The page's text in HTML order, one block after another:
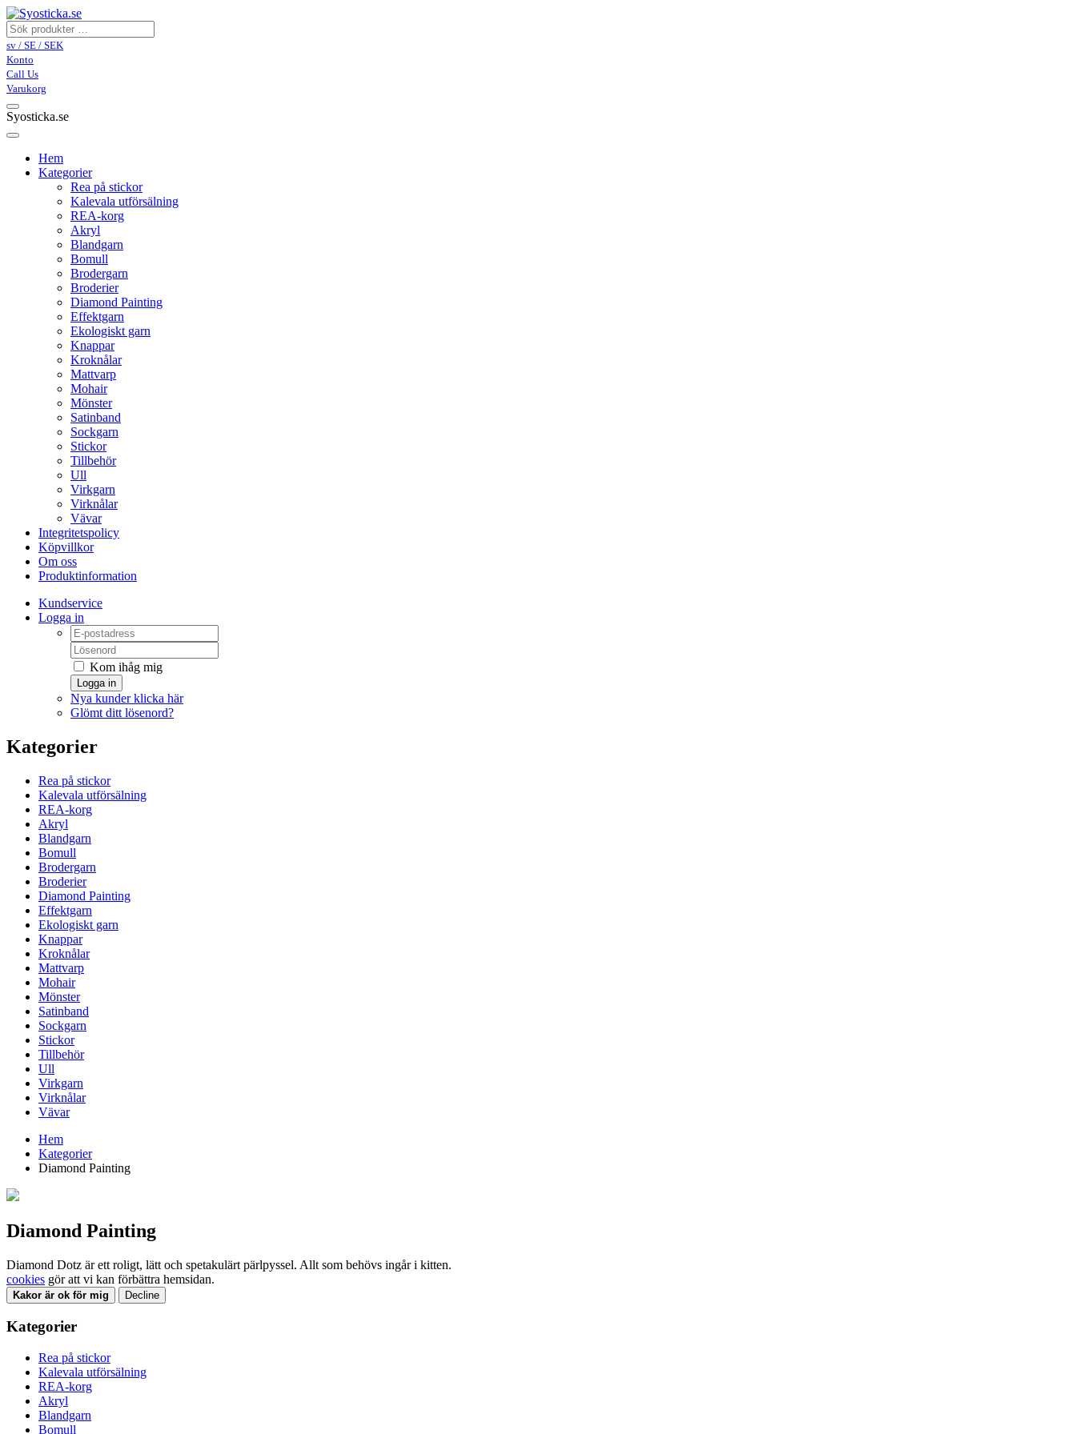
sv / SE / SEK
Konto
Call Us
Varukorg
Syosticka.se
Hem
Kategorier
Rea på stickor
Kalevala utförsälning
REA-korg
Akryl
Blandgarn
Bomull
Brodergarn
Broderier
Diamond Painting
Effektgarn
Ekologiskt garn
Knappar
Kroknålar
Mattvarp
Mohair
Mönster
Satinband
Sockgarn
Stickor
Tillbehör
Ull
Virkgarn
Virknålar
Vävar
Integritetspolicy
Köpvillkor
Om oss
Produktinformation
Kundservice
Logga in
Kom ihåg mig
Logga in
Nya kunder klicka här
Glömt ditt lösenord?
Kategorier
Rea på stickor
Kalevala utförsälning
REA-korg
Akryl
Blandgarn
Bomull
Brodergarn
Broderier
Diamond Painting
Effektgarn
Ekologiskt garn
Knappar
Kroknålar
Mattvarp
Mohair
Mönster
Satinband
Sockgarn
Stickor
Tillbehör
Ull
Virkgarn
Virknålar
Vävar
Hem
Kategorier
Diamond Painting
Diamond Painting
Diamond Dotz är ett roligt, lätt och spetakulärt pärlpyssel. Allt som behövs ingår i kitten.
cookies gör att vi kan förbättra hemsidan.
Kakor är ok för mig Decline
Kategorier
Rea på stickor
Kalevala utförsälning
REA-korg
Akryl
Blandgarn
Bomull